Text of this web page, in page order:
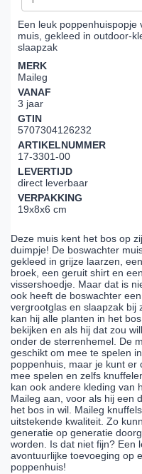
Een leuk
muis, gekleed in outdoor-
slaapzak
MERK
Maileg
VANAF
3 jaar
GTIN
5707304126232
ARTIKELNUMMER
17-3301-00
LEVERTIJD
direct leverbaar
VERPAKKING
19x8x6 cm
Deze muis kent het bos op
duimpje! De boswachter
gekleed in grijze laarzen,
broek, een geruit shirt en een
vissershoedje. Maar dat is
ook heeft de boswachter een
vergrootglas en slaapzak bij
kan hij alle planten in het
bekijken en als hij dat zou
onder de sterrenhemel. De
geschikt om mee te spelen
poppenhuis, maar je kunt er
mee spelen en zelfs
kan ook andere kleding van
Maileg aan, voor als hij een
het bos in wil. Maileg
uitstekende kwaliteit. Zo
generatie op generatie
worden. Is dat niet fijn? Een
avontuurlijke toevoeging op
poppenhuis!